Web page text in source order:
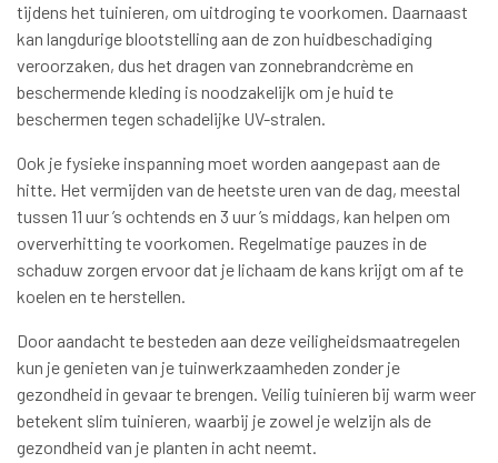
tijdens het tuinieren, om uitdroging te voorkomen. Daarnaast
kan langdurige blootstelling aan de zon huidbeschadiging
veroorzaken, dus het dragen van zonnebrandcrème en
beschermende kleding is noodzakelijk om je huid te
beschermen tegen schadelijke UV-stralen.
Ook je fysieke inspanning moet worden aangepast aan de
hitte. Het vermijden van de heetste uren van de dag, meestal
tussen 11 uur ’s ochtends en 3 uur ’s middags, kan helpen om
oververhitting te voorkomen. Regelmatige pauzes in de
schaduw zorgen ervoor dat je lichaam de kans krijgt om af te
koelen en te herstellen.
Door aandacht te besteden aan deze veiligheidsmaatregelen
kun je genieten van je tuinwerkzaamheden zonder je
gezondheid in gevaar te brengen. Veilig tuinieren bij warm weer
betekent slim tuinieren, waarbij je zowel je welzijn als de
gezondheid van je planten in acht neemt.